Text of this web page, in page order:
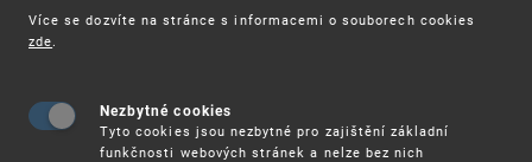
VAROVÁNÍ
Finanční podpora
Více se dozvíte na stránce s informacemi o souborech cookies
zde.
Nezbytné cookies
Tyto cookies jsou nezbytné pro zajištění základní
funkčnosti webových stránek a nelze bez nich